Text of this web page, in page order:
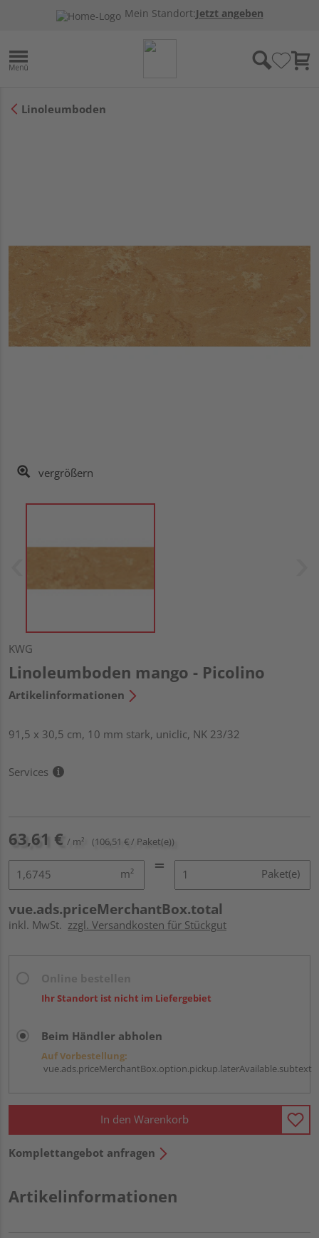
Mein Standort:Jetzt angeben
Linoleumboden
vergrößern
KWG
Linoleumboden mango - Picolino
Artikelinformationen
91,5 x 30,5 cm, 10 mm stark, uniclic, NK 23/32
Services
63,61 € / m² (106,51 € / Paket(e))
m² Paket(e)
vue.ads.priceMerchantBox.total
inkl. MwSt. zzgl. Versandkosten für Stückgut
Ihr Standort ist nicht im Liefergebiet
Beim Händler abholen
Auf Vorbestellung:
vue.ads.priceMerchantBox.option.pickup.laterAvailable.subtext
In den Warenkorb
Komplettangebot anfragen
Artikelinformationen